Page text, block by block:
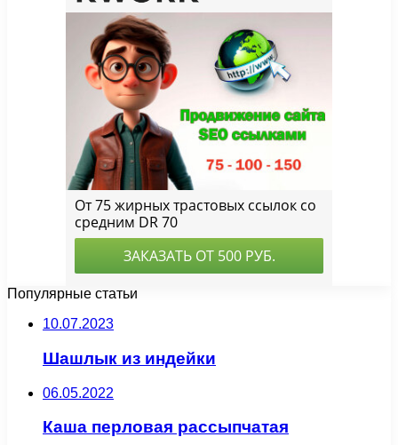
Популярные статьи
10.07.2023
Шашлык из индейки
06.05.2022
Каша перловая рассыпчатая